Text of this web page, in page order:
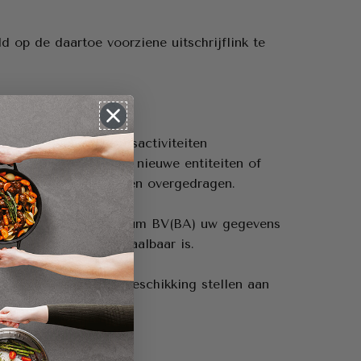
op de daartoe voorziene uitschrijflink te
zij haar bedrijfsactiviteiten
uw gegevens aan nieuwe entiteiten of
uitgevoerd, worden overgedragen.
BergHOFF Belgium BV(BA) uw gegevens
of commercieel haalbaar is.
commercieel ter beschikking stellen aan